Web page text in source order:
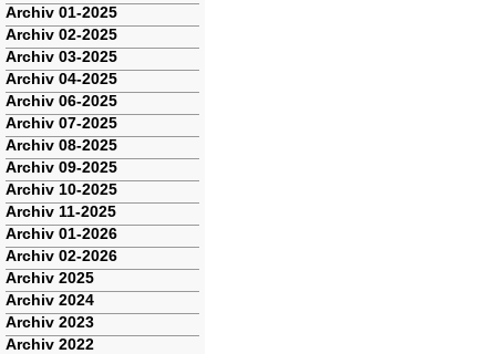
Navigation
überspringen
Archiv 01-2025
Archiv 02-2025
Archiv 03-2025
Archiv 04-2025
Archiv 06-2025
Archiv 07-2025
Archiv 08-2025
Archiv 09-2025
Archiv 10-2025
Archiv 11-2025
Archiv 01-2026
Archiv 02-2026
Archiv 2025
Archiv 2024
Archiv 2023
Archiv 2022